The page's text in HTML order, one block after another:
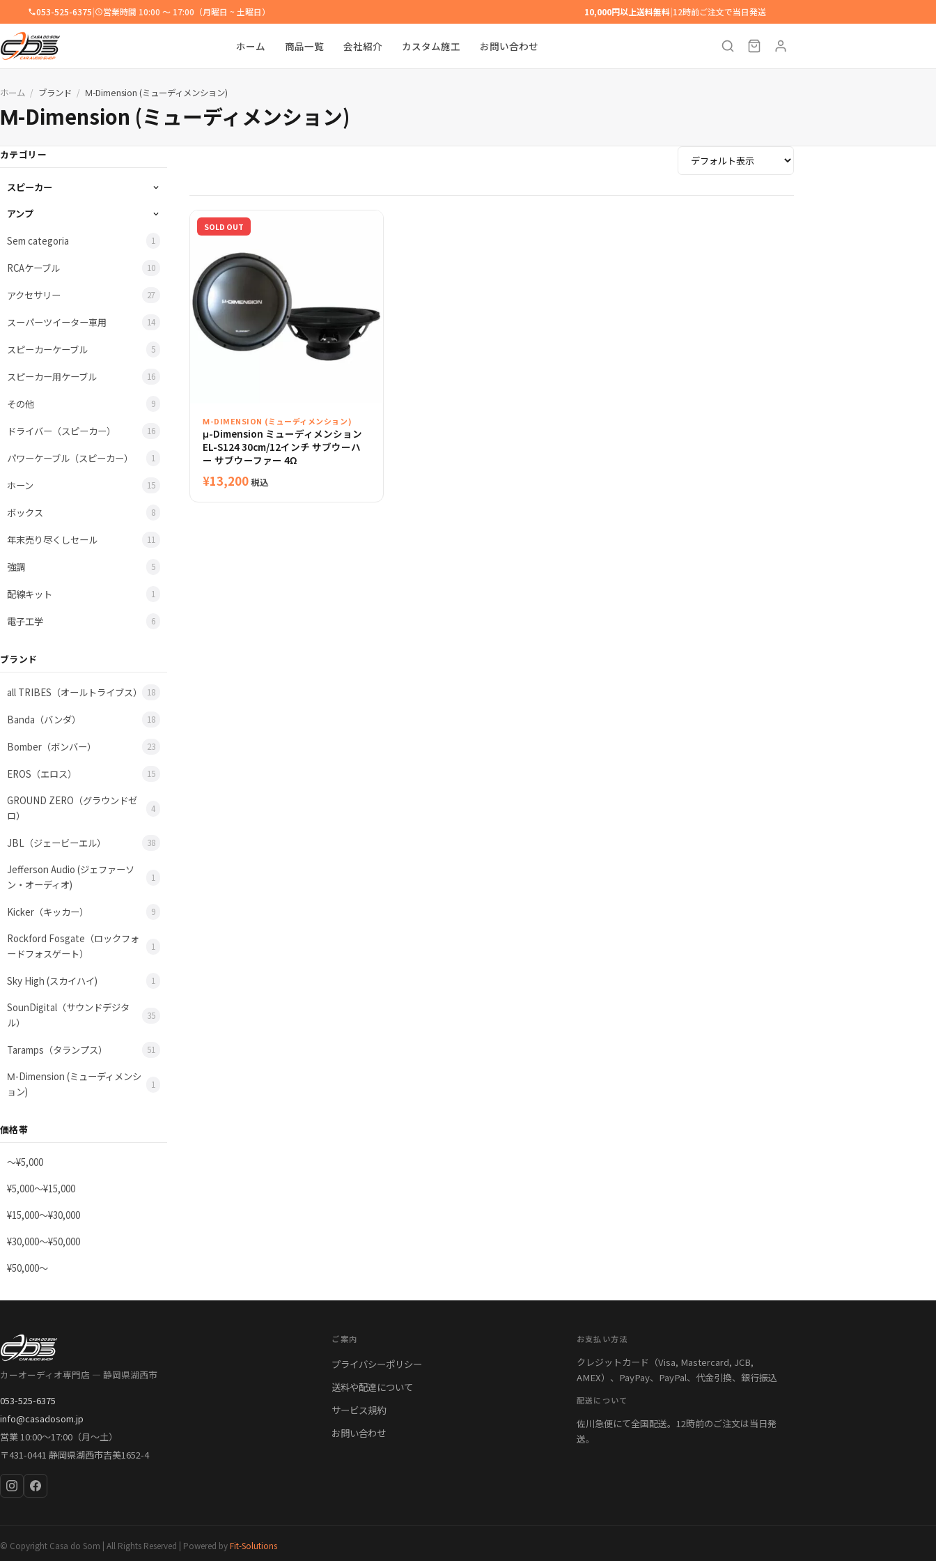
053-525-6375| 営業時間 10:00 ～ 17:00（月曜日 ~ 土曜日） 10,000円以上送料無料|12時前ご注文で当日発送
ホーム 商品一覧 会社紹介 カスタム施工 お問い合わせ
ホーム / ブランド / Μ-Dimension (ミューディメンション)
Μ-Dimension (ミューディメンション)
カテゴリー
スピーカー
アンプ
Sem categoria 1
RCAケーブル 10
アクセサリー 27
スーパーツイーター車用 14
スピーカーケーブル 5
スピーカー用ケーブル 16
その他 9
ドライバー（スピーカー） 16
パワーケーブル（スピーカー） 1
ホーン 15
ボックス 8
年末売り尽くしセール 11
強調 5
配線キット 1
電子工学 6
ブランド
all TRIBES（オールトライブス） 18
Banda（バンダ） 18
Bomber（ボンバー） 23
EROS（エロス） 15
GROUND ZERO（グラウンドゼ
ロ）
4
JBL（ジェービーエル） 38
Jefferson Audio (ジェファーソ
ン・オーディオ)
1
Kicker（キッカー） 9
Rockford Fosgate（ロックフォ
ードフォスゲート）
1
Sky High (スカイハイ) 1
SounDigital（サウンドデジタ
ル）
35
Taramps（タランプス） 51
Μ-Dimension (ミューディメンシ
ョン)
1
価格帯
〜¥5,000
¥5,000〜¥15,000
¥15,000〜¥30,000
¥30,000〜¥50,000
¥50,000〜
SOLD OUT
Μ-DIMENSION (ミューディメンション)
μ-Dimension ミューディメンション
EL-S124 30cm/12インチ サブウーハ
ー サブウーファー 4Ω
¥13,200税込
カーオーディオ専門店 — 静岡県湖西市
053-525-6375
info@casadosom.jp
営業 10:00〜17:00（月〜土）
〒431-0441 静岡県湖西市吉美1652-4
ご案内
プライバシーポリシー
送料や配達について
サービス規約
お問い合わせ
お支払い方法
クレジットカード（Visa, Mastercard, JCB,
AMEX）、PayPay、PayPal、代金引換、銀行振込
配送について
佐川急便にて全国配送。12時前のご注文は当日発
送。
© Copyright Casa do Som | All Rights Reserved | Powered byFit-Solutions